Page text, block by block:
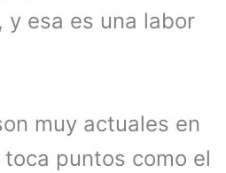
esa es una labor
muy actuales en
puntos como el